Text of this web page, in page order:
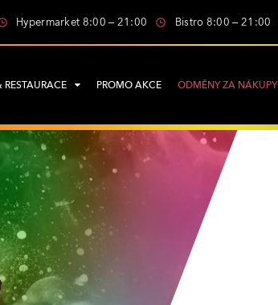
Hypermarket 8:00 – 21:00 Bistro 8:00 – 21:00
PROMO AKCE ODMĚNY ZA NÁKUPY